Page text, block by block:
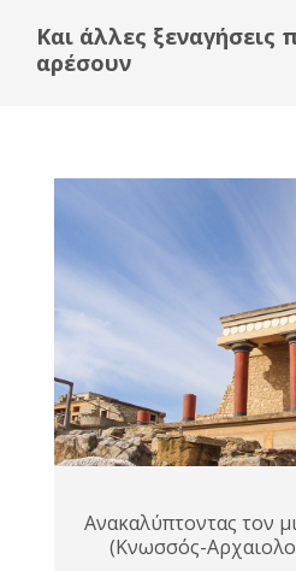
Και άλλες ξεναγήσεις
αρέσουν
Ανακαλύπτοντας τον
(Κνωσσός-